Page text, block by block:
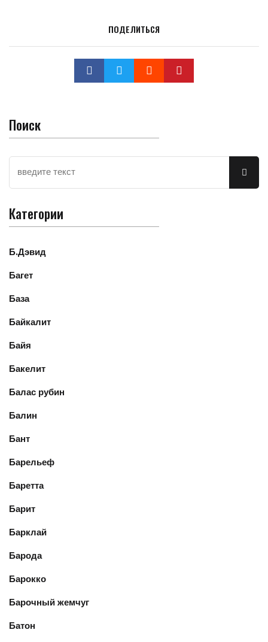
ПОДЕЛИТЬСЯ
Поиск
Категории
Б.Дэвид
Багет
База
Байкалит
Байя
Бакелит
Балас рубин
Балин
Бант
Барельеф
Баретта
Барит
Барклай
Барода
Барокко
Барочный жемчуг
Батон